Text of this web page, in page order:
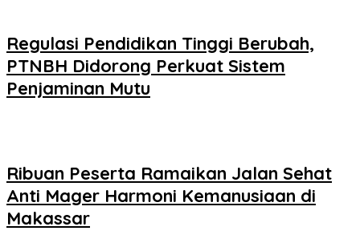
Regulasi Pendidikan Tinggi Berubah,
PTNBH Didorong Perkuat Sistem
Penjaminan Mutu
Ribuan Peserta Ramaikan Jalan Sehat
Anti Mager Harmoni Kemanusiaan di
Makassar